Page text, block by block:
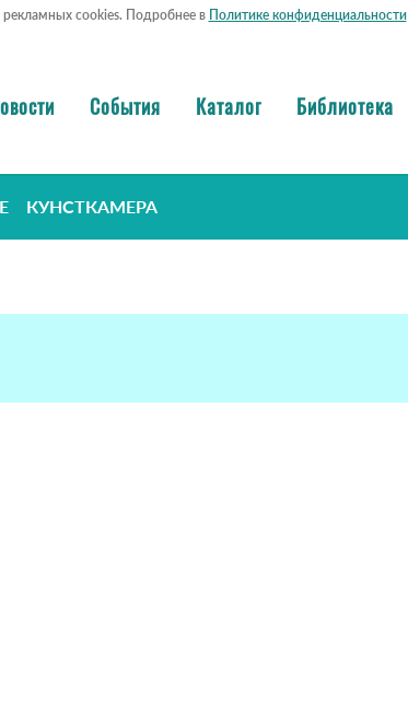
рекламных cookies. Подробнее в Политике конфиденциальности
События Каталог Библиотека
КУНСТКАМЕРА